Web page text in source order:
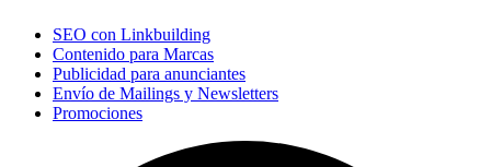
SEO con Linkbuilding
Contenido para Marcas
Publicidad para anunciantes
Envío de Mailings y Newsletters
Promociones